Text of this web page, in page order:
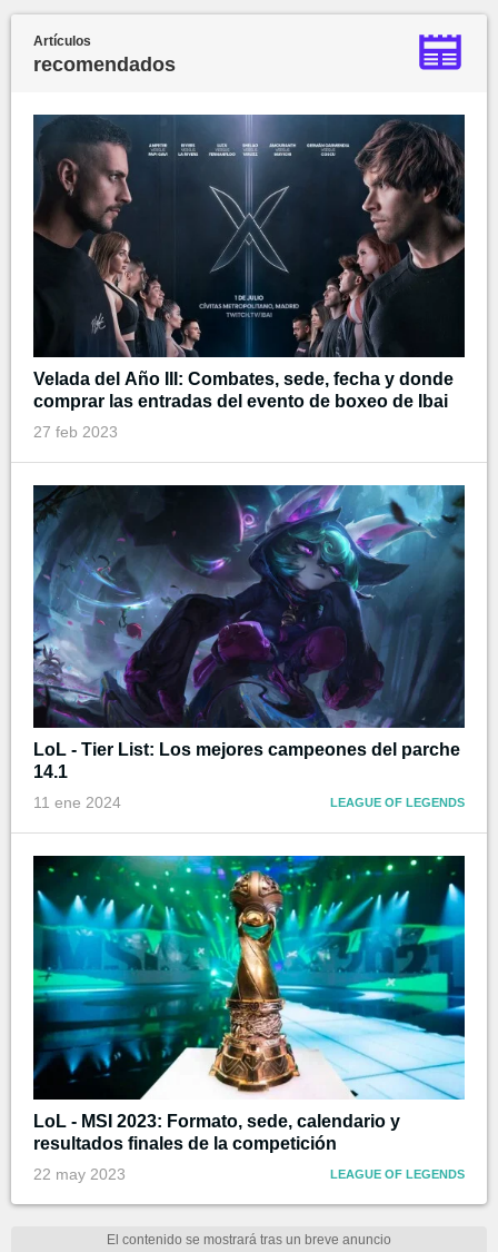
Artículos
recomendados
Velada del Año III: Combates, sede, fecha y donde
comprar las entradas del evento de boxeo de Ibai
27 feb 2023
LoL - Tier List: Los mejores campeones del parche
14.1
11 ene 2024 LEAGUE OF LEGENDS
LoL - MSI 2023: Formato, sede, calendario y
resultados finales de la competición
22 may 2023 LEAGUE OF LEGENDS